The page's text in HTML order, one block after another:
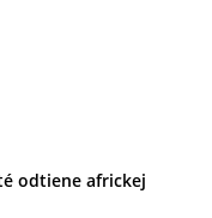
odtiene africkej